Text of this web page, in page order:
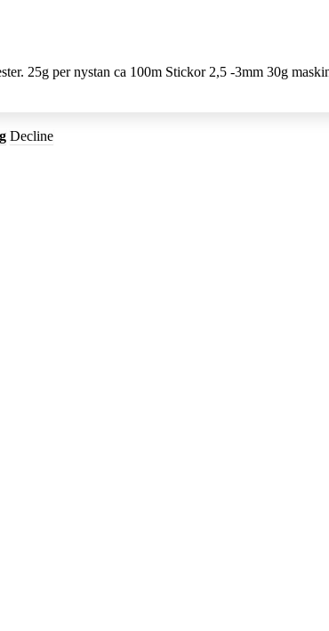
25g per nystan ca 100m Stickor 2,5 -3mm 30g
Decline